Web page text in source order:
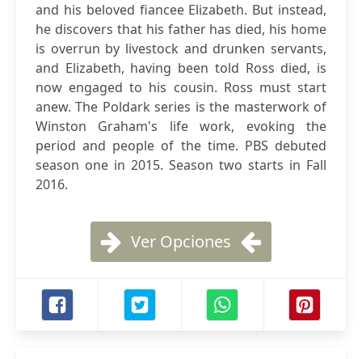
and his beloved fiancee Elizabeth. But instead,
he discovers that his father has died, his home
is overrun by livestock and drunken servants,
and Elizabeth, having been told Ross died, is
now engaged to his cousin. Ross must start
anew. The Poldark series is the masterwork of
Winston Graham's life work, evoking the
period and people of the time. PBS debuted
season one in 2015. Season two starts in Fall
2016.
Ver Opciones